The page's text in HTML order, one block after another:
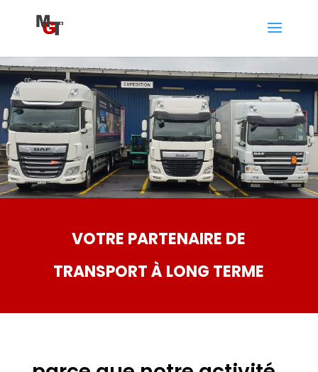
VOTRE PARTENAIRE DE
TRANSPORT À LONG TERME